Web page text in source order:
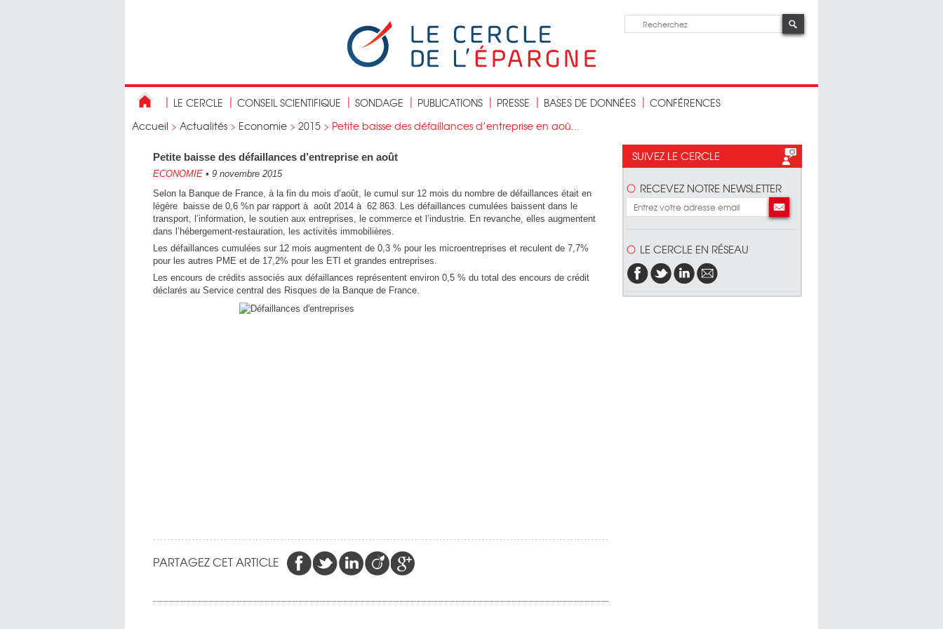
LE CERCLE CONSEIL SCIENTIFIQUE SONDAGE PUBLICATIONS PRESSE BASES DE DONNÉES
CONFÉRENCES
Accueil > Actualités > Economie > 2015 > Petite baisse des défaillances d’entreprise en aoû...
Petite baisse des défaillances d’entreprise en août
ECONOMIE • 9 novembre 2015
Selon la Banque de France, à la fin du mois d’août, le cumul sur 12 mois du nombre de défaillances était en
légère baisse de 0,6 %n par rapport à août 2014 à 62 863. Les défaillances cumulées baissent dans le
transport, l’information, le soutien aux entreprises, le commerce et l’industrie. En revanche, elles augmentent
dans l’hébergement-restauration, les activités immobilières.
Les défaillances cumulées sur 12 mois augmentent de 0,3 % pour les microentreprises et reculent de 7,7%
pour les autres PME et de 17,2% pour les ETI et grandes entreprises.
Les encours de crédits associés aux défaillances représentent environ 0,5 % du total des encours de crédit
déclarés au Service central des Risques de la Banque de France.
PARTAGEZ CET ARTICLE
SUIVEZ LE CERCLE
RECEVEZ NOTRE NEWSLETTER
LE CERCLE EN RÉSEAU